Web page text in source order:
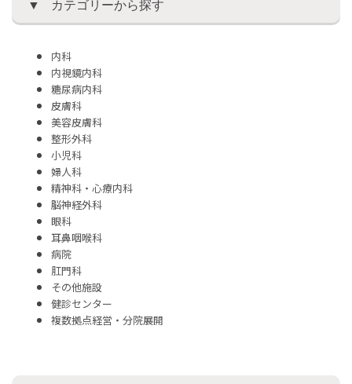
カテゴリーから探す
内科
内視鏡内科
糖尿病内科
皮膚科
美容皮膚科
整形外科
小児科
婦人科
精神科・心療内科
脳神経外科
眼科
耳鼻咽喉科
病院
肛門科
その他施設
健診センター
複数拠点経営・分院展開